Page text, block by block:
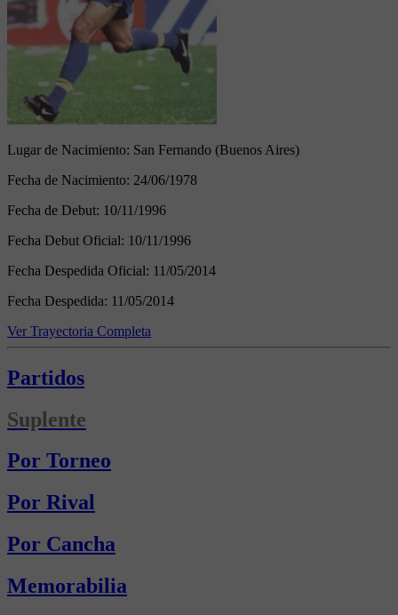
Lugar de Nacimiento: San Fernando (Buenos Aires)
Fecha de Nacimiento: 24/06/1978
Fecha de Debut: 10/11/1996
Fecha Debut Oficial: 10/11/1996
Fecha Despedida Oficial: 11/05/2014
Fecha Despedida: 11/05/2014
Ver Trayectoria Completa
Partidos
Suplente
Por Torneo
Por Rival
Por Cancha
Memorabilia